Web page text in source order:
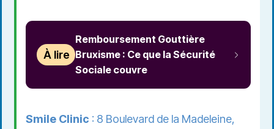
À lire
Remboursement Gouttière
Bruxisme : Ce que la Sécurité
Sociale couvre
Smile Clinic : 8 Boulevard de la Madeleine,